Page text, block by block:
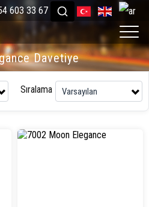
603 33 67
Davetiye
Sıralama